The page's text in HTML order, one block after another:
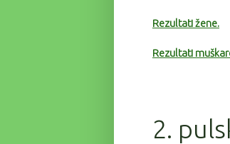
Rezultati žene.
Rezultati
2.